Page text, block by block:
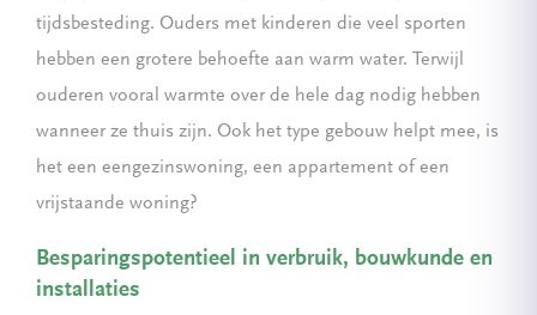
tijdsbesteding. Ouders met kinderen die veel sporten
hebben een grotere behoefte aan warm water. Terwijl
ouderen vooral warmte over de hele dag nodig hebben
wanneer ze thuis zijn. Ook het type gebouw helpt mee, is
het een eengezinswoning, een appartement of een
vrijstaande woning?
Besparingspotentieel in verbruik, bouwkunde en
installaties